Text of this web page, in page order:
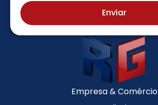
Enviar
Empresa & Comércio